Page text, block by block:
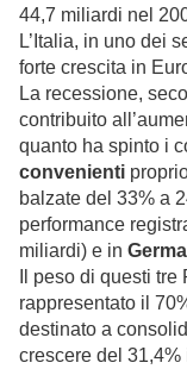
44,7 miliardi nel
L’Italia, in uno dei
forte crescita in
La recessione,
contribuito
quanto ha spinto i
convenienti
balzate del 33% a
performance
miliardi) e in
Il peso di questi
rappresentato il
destinato a
crescere del